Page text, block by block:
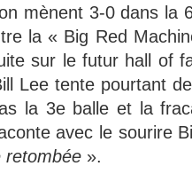
mènent 3-0 dans la
la « Big Red
sur le futur hall of
Lee tente pourtant
la 3e balle et la
avec le sourire
retombée ».